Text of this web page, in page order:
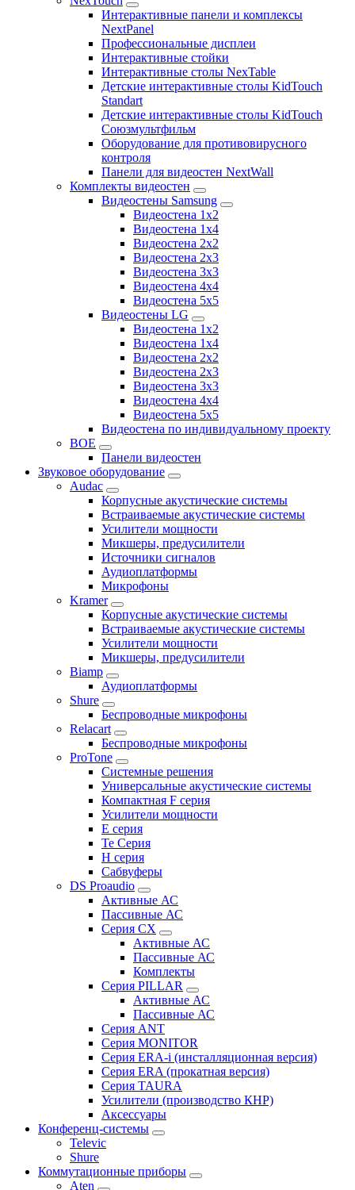
Интерактивные панели и комплексы
NextPanel
Профессиональные дисплеи
Интерактивные стойки
Интерактивные столы NexTable
Детские интерактивные столы KidTouch
Standart
Детские интерактивные столы KidTouch
Союзмультфильм
Оборудование для противовирусного
контроля
Панели для видеостен NextWall
Комплекты видеостен
Видеостены Samsung
Видеостена 1x2
Видеостена 1x4
Видеостена 2x2
Видеостена 2х3
Видеостена 3x3
Видеостена 4x4
Видеостена 5x5
Видеостены LG
Видеостена 1x2
Видеостена 1x4
Видеостена 2x2
Видеостена 2x3
Видеостена 3x3
Видеостена 4x4
Видеостена 5x5
Видеостена по индивидуальному проекту
BOE
Панели видеостен
Звуковое оборудование
Audac
Корпусные акустические системы
Встраиваемые акустические системы
Усилители мощности
Микшеры, предусилители
Источники сигналов
Аудиоплатформы
Микрофоны
Kramer
Корпусные акустические системы
Встраиваемые акустические системы
Усилители мощности
Микшеры, предусилители
Biamp
Аудиоплатформы
Shure
Беспроводные микрофоны
Relacart
Беспроводные микрофоны
ProTone
Системные решения
Универсальные акустические системы
Компактная F серия
Усилители мощности
E серия
Te Серия
H серия
Сабвуферы
DS Proaudio
Активные АС
Пассивные АС
Серия CX
Активные АС
Пассивные АС
Комплекты
Серия PILLAR
Активные АС
Пассивные АС
Серия ANT
Серия MONITOR
Серия ERA-i (инсталляционная версия)
Серия ERA (прокатная версия)
Серия TAURA
Усилители (производство КНР)
Аксессуары
Конференц-системы
Televic
Shure
Коммутационные приборы
Aten